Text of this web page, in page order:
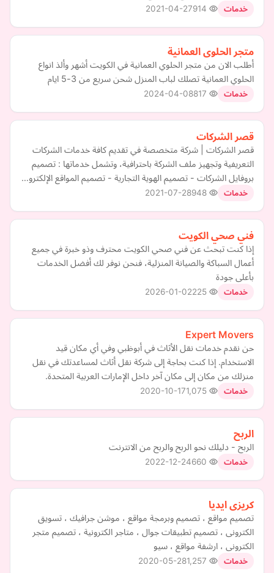
خدمات 2021-04-27
متجر الحلوى العمانية
أطلب الان من متجر الحلوي العمانية في الكويت أشهر وألذ انواع
الحلوي العمانية تصلك لباب المنزل شحن سريع من 3-5 ايام
خدمات 2024-04-08
قصر الشركات
قصر الشركات | شركة متخصصة في تقديم كافة خدمات الشركات
التعريفية وتجهيز ملف الشركة باحترافية، وتشمل خدماتها : تصميم
بروفايل الشركات - تصميم الهوية التجارية - تصميم المواقع الإلكترو…
خدمات 2021-07-28
فني صحي الكويت
إذا كنت تبحث عن فني صحي الكويت محترف وذو خبرة في جميع
أعمال السباكة والصيانة المنزلية، فنحن نوفر لك أفضل الخدمات
بأعلى جودة
خدمات 2026-01-02
Expert Movers
حن نقدم خدمات نقل الأثاث في أبوظبي وفي أي مكان قيد
الاستخدام. إذا كنت بحاجة إلى شركة نقل أثاث لمساعدتك في نقل
منزلك من مكان إلى مكان آخر داخل الإمارات العربية المتحدة.
خدمات 2020-10-17
الربح
الربح - دليلك نحو الربح والربح من الانترنت
خدمات 2022-12-24
كريزى ايديا
تصميم مواقع ، تصميم وبرمجة مواقع ، موشن جرافيك ، تسويق
الكترونى ، تصميم تطبيقات جوال ، متاجر الكترونية ، تصميم متجر
الكترونى ، ارشفة مواقع ، سيو
خدمات 2020-05-28